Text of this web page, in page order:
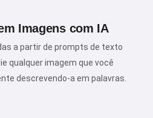
Imagens com IA
a partir de prompts de texto
qualquer imagem que você
descrevendo-a em palavras.